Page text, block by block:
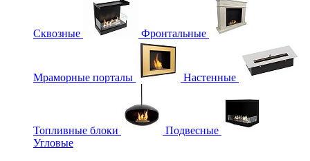
Сквозные Фронтальные
Мраморные порталы Настенные
Топливные блоки
Подвесные
Угловые